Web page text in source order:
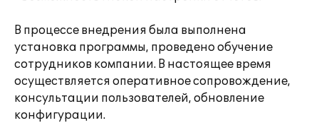
В процессе внедрения была выполнена
установка программы, проведено обучение
сотрудников компании. В настоящее время
осуществляется оперативное сопровождение,
консультации пользователей, обновление
конфигурации.